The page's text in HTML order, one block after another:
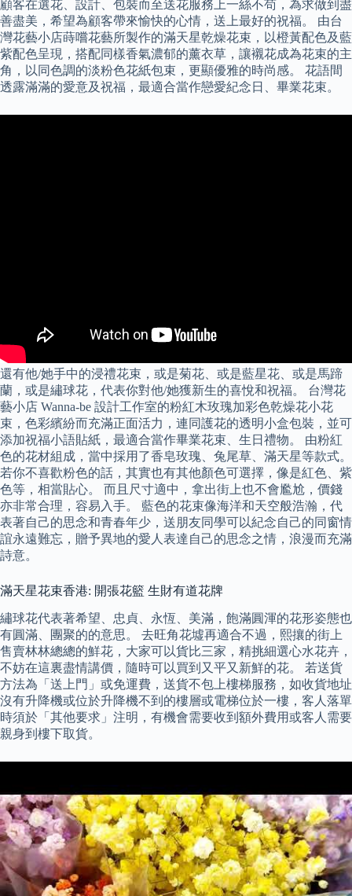
顧客在選花、設計、包裝而至送花服務上一絲不苟，為求做到盡
善盡美，希望為顧客帶來愉快的心情，送上最好的祝福。 由台
灣花藝小店蒔嚐花藝所製作的滿天星乾燥花束，以橙黃配色及藍
紫配色呈現，搭配同樣香氣濃郁的薰衣草，讓襯花成為花束的主
角，以同色調的淡粉色花紙包束，更顯優雅的時尚感。 花語間
透露滿滿的愛意及祝福，最適合當作戀愛紀念日、畢業花束。
還有他/她手中的浸禮花束，或是菊花、或是藍星花、或是馬蹄
蘭，或是繡球花，代表你對他/她獲新生的喜悅和祝福。 台灣花
藝小店 Wanna-be 設計工作室的粉紅木玫瑰加彩色乾燥花小花
束，色彩繽紛而充滿正面活力，連同護花的透明小盒包裝，並可
添加祝福小語貼紙，最適合當作畢業花束、生日禮物。 由粉紅
色的花材組成，當中採用了香皂玫瑰、兔尾草、滿天星等款式。
若你不喜歡粉色的話，其實也有其他顏色可選擇，像是紅色、紫
色等，相當貼心。 而且尺寸適中，拿出街上也不會尷尬，價錢
亦非常合理，容易入手。 藍色的花束像海洋和天空般浩瀚，代
表著自己的思念和青春年少，送朋友同學可以紀念自己的同窗情
誼永遠難忘，贈予異地的愛人表達自己的思念之情，浪漫而充滿
詩意。
滿天星花束香港: 開張花籃 生財有道花牌
繡球花代表著希望、忠貞、永恆、美滿，飽滿圓渾的花形姿態也
有圓滿、團聚的的意思。 去旺角花墟再適合不過，熙攘的街上
售賣林林總總的鮮花，大家可以貨比三家，精挑細選心水花卉，
不妨在這裏盡情講價，隨時可以買到又平又新鮮的花。 若送貨
方法為「送上門」或免運費，送貨不包上樓梯服務，如收貨地址
沒有升降機或位於升降機不到的樓層或電梯位於一樓，客人落單
時須於「其他要求」注明，有機會需要收到額外費用或客人需要
親身到樓下取貨。